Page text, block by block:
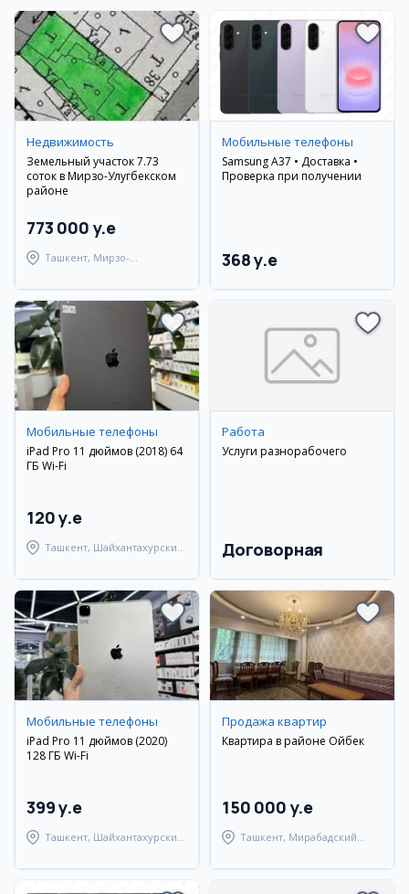
Недвижимость
Земельный участок 7.73
соток в Мирзо-Улугбекском
районе
773 000 y.e
Ташкент, Мирзо-
Мобильные телефоны
Samsung A37 • Доставка •
Проверка при получении
368 y.e
Мобильные телефоны
iPad Pro 11 дюймов (2018) 64
ГБ Wi-Fi
120 y.e
Ташкент, Шайхантахурский
Работа
Услуги разнорабочего
Договорная
Мобильные телефоны
iPad Pro 11 дюймов (2020)
128 ГБ Wi-Fi
399 y.e
Ташкент, Шайхантахурский
Продажа квартир
Квартира в районе Ойбек
150 000 y.e
Ташкент, Мирабадский